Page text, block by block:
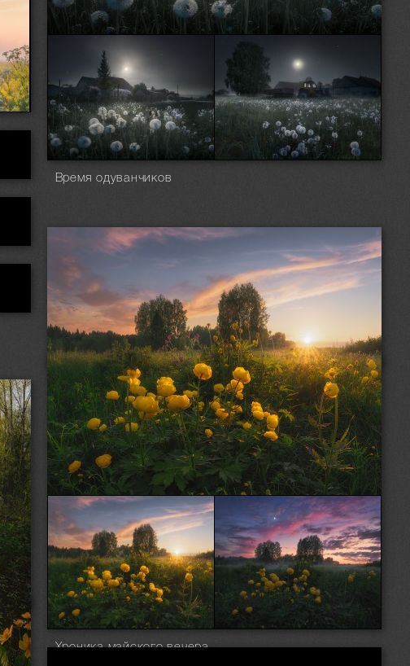
Время одуванчиков
Хроника майского вечера